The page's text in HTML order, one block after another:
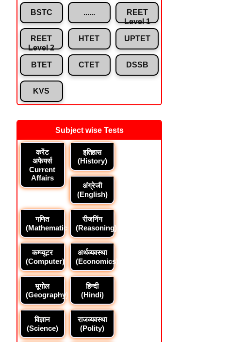
BSTC ......
REET
Level 1
REET
Level 2
HTET UPTET
BTET CTET DSSB
KVS
Subject wise Tests
करेंट
अफेयर्स
Current
Affairs
इतिहास
(History)
अंग्रेजी
(English)
गणित
(Mathematics)
रीजनिंग
(Reasoning)
कम्प्यूटर
(Computer)
अर्थव्यवस्था
(Economics)
भूगोल
(Geography)
हिन्दी
(Hindi)
विज्ञान
(Science)
राजव्यवस्था
(Polity)